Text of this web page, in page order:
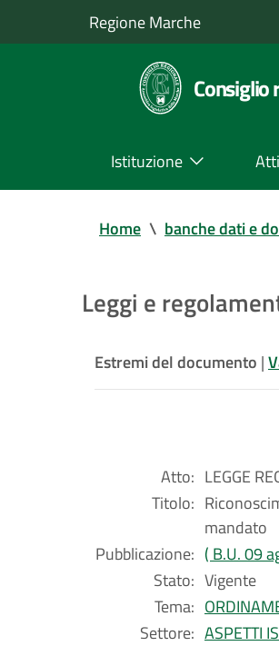
Regione Marche
Consiglio
Istituzione
Home \ banche dati e
Leggi e
Estremi del documento |
Atto: LEGGE
Titolo:
mandato
Pubblicazione: ( B.U. 09
Stato: Vigente
Tema:
Settore: ASPETTI